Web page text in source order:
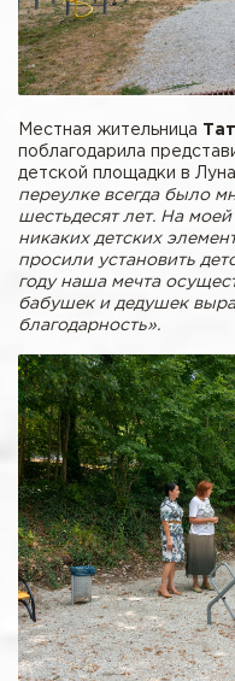
Местная жительница
поблагодарила
детской площадки в
переулке всегда было
шестьдесят лет. На
никаких детских
просили установить
году наша мечта
бабушек и дедушек
благодарность».